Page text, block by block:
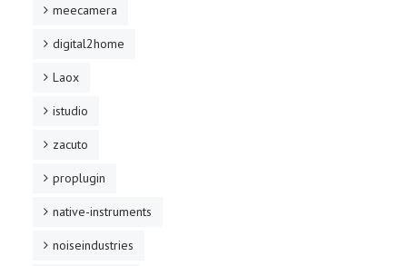
meecamera
digital2home
Laox
istudio
zacuto
proplugin
native-instruments
noiseindustries